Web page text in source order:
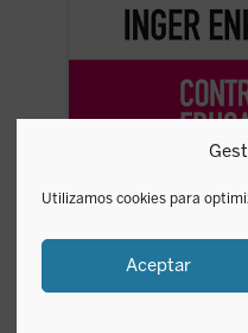
Utilizamos cookies para
Aceptar
La experta educativa
y la periodista Olga R.
abordan en esta larga e
conversación las
controvertidas en el
inclusivo y el